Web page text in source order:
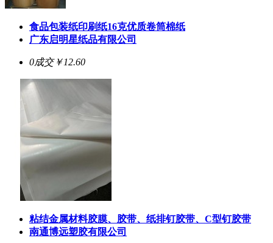
食品包装纸印刷纸16克优质卷筒棉纸
广东启明星纸品有限公司
0成交￥12.60
粘结金属材料胶膜、胶带、纸排钉胶带、C型钉胶带
南通博远塑胶有限公司